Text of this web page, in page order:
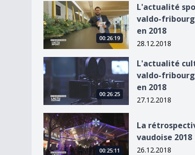
L&#039;actualité sportive valdo-
00:26:19
L'actualité
valdo-
en 2018
28.12.2018
L&#039;actualité culturelle valdo-
00:26:25
L'actualité
valdo-
en 2018
27.12.2018
La rétrospective vaudoise 2018
00:25:11
La
vaudoise 2018
26.12.2018